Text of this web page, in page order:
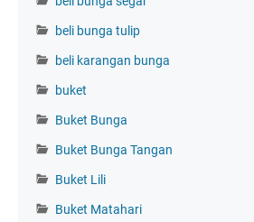
beli bunga tulip
beli karangan bunga
buket
Buket Bunga
Buket Bunga Tangan
Buket Lili
Buket Matahari